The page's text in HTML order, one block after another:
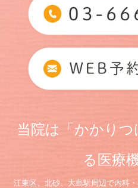
当院は「かかり
る医療
江東区、北砂、大島駅周辺で内科